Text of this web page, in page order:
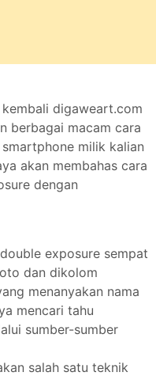
digaweart.com
berbagai macam cara
milik kalian
akan membahas cara
dengan
exposure sempat
dan dikolom
menanyakan nama
mencari tahu
sumber-sumber
salah satu teknik